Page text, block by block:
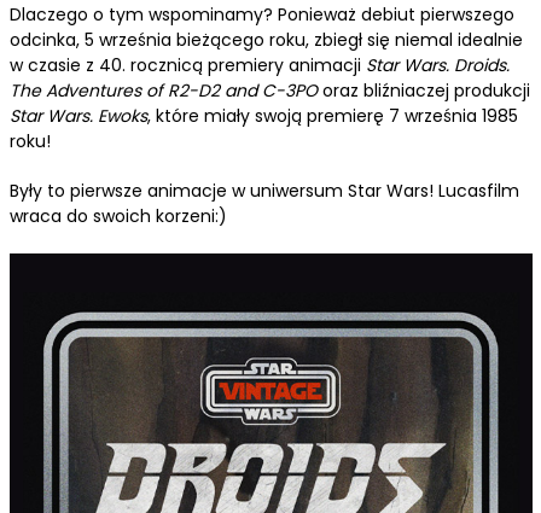
Dlaczego o tym wspominamy? Ponieważ debiut pierwszego
odcinka, 5 września bieżącego roku, zbiegł się niemal idealnie
w czasie z 40. rocznicą premiery animacji Star Wars. Droids.
The Adventures of R2-D2 and C-3POoraz bliźniaczej produkcji
Star Wars. Ewoks, które miały swoją premierę 7 września 1985
roku!
Były to pierwsze animacje w uniwersum Star Wars! Lucasfilm
wraca do swoich korzeni:)